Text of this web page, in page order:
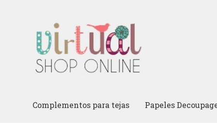
la
navegación
al
contenido
Complementos para tejas Papeles